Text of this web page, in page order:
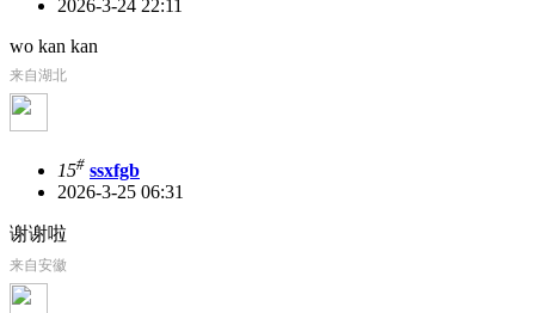
2026-3-24 22:11
wo kan kan
来自湖北
15# ssxfgb
2026-3-25 06:31
谢谢啦
来自安徽